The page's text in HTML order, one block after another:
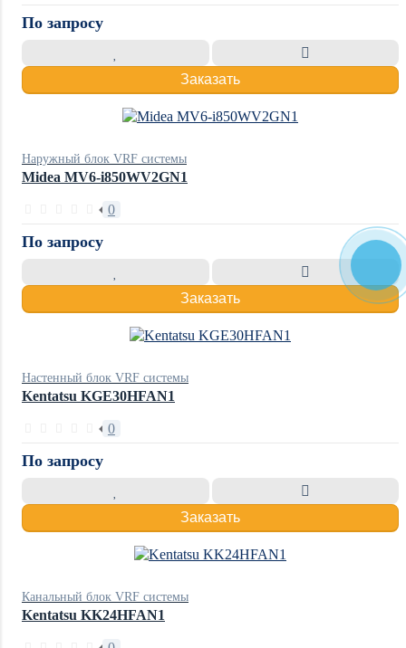
По запросу
Заказать
Наружный блок VRF системы
Midea MV6-i850WV2GN1
0
По запросу
Заказать
Настенный блок VRF системы
Kentatsu KGE30HFAN1
0
По запросу
Заказать
Канальный блок VRF системы
Kentatsu KK24HFAN1